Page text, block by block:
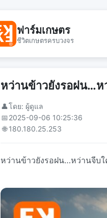
ฟาร์มเกษตร
ชีวิตเกษตรครบวงจร
หว่านข้าวยังรอฝน…ห
👤โดย: ผู้ดูแล
📅2025-09-06 10:25:36
🌐 180.180.25.253
หว่านข้าวยังรอฝน…หว่านจีบใ